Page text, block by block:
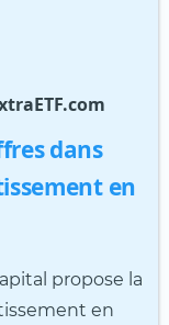
dans
en
propose la
en